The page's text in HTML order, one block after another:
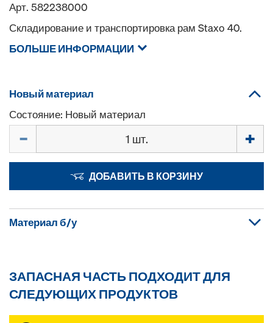
Арт. 582238000
Складирование и транспортировка рам Staxo 40.
БОЛЬШЕ ИНФОРМАЦИИ
Новый материал
Состояние: Новый материал
ДОБАВИТЬ В КОРЗИНУ
Материал б/у
ЗАПАСНАЯ ЧАСТЬ ПОДХОДИТ ДЛЯ
СЛЕДУЮЩИХ ПРОДУКТОВ